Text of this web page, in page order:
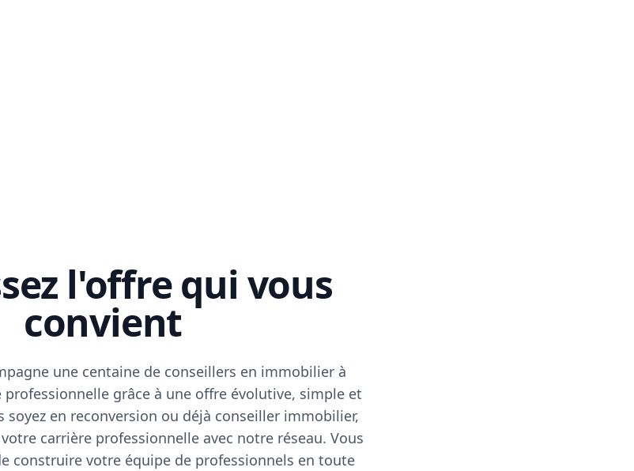
l'offre qui vous
convient
une centaine de conseillers en immobilier à
grâce à une offre évolutive, simple et
soyez en reconversion ou déjà conseiller immobilier,
carrière professionnelle avec notre réseau. Vous
construire votre équipe de professionnels en toute